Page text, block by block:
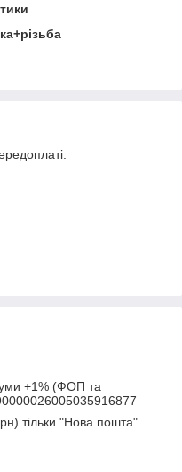
+1% (ФОП та
тільки "Нова пошта"